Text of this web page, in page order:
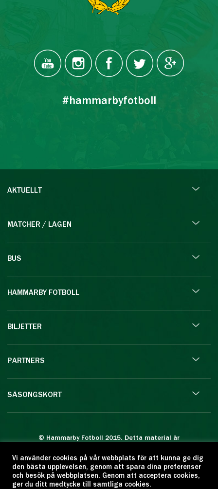
#hammarbyfotboll
AKTUELLT
MATCHER / LAGEN
BUS
HAMMARBY FOTBOLL
BILJETTER
PARTNERS
SÄSONGSKORT
© Hammarby Fotboll 2015. Detta material är
Eftertryck eller annan kopiering är förbjuden.
Citera oss gärna men ange källan:
www.hammarbyfotboll.se. Ansvarig utgivare:
Vi använder cookies på vår webbplats för att kunna ge dig
den bästa upplevelsen, genom att spara dina preferenser
och besök på webbplatsen. Genom att acceptera cookies,
ger du ditt medtycke till samtliga cookies.